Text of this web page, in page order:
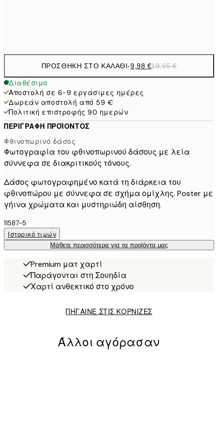
ΠΡΟΣΘΉΚΗ ΣΤΟ ΚΑΛΆΘΙ-9,98 €19,95 €
Διαθέσιμο
Αποστολή σε 6-9 εργάσιμες ημέρες
Δωρεάν αποστολή από 59 €
Πολιτική επιστροφής 90 ημερών
ΠΕΡΙΓΡΑΦΉ ΠΡΟΪΌΝΤΟΣ
Φθινοπωρινό δάσος
Φωτογραφία του φθινοπωρινού δάσους με λεία
σύννεφα σε διακριτικούς τόνους.
Δάσος φωτογραφημένο κατά τη διάρκεια του
φθινοπώρου με σύννεφα σε σχήμα ομίχλης. Poster με
γήινα χρώματα και μυστηριώδη αίσθηση.
11587-5
Ιστορικό τιμών
Μάθετε περισσότερα για τα προϊόντα μας
Premium ματ χαρτί
Παράγονται στη Σουηδία
Χαρτί ανθεκτικό στο χρόνο
ΠΗΓΑΙΝΕ ΣΤΙΣ ΚΟΡΝΙΖΕΣ
Άλλοι αγόρασαν